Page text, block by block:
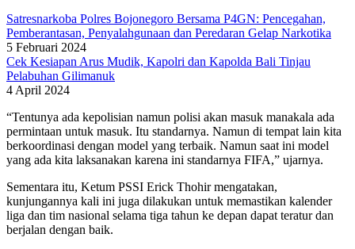
Satresnarkoba Polres Bojonegoro Bersama P4GN: Pencegahan,
Pemberantasan, Penyalahgunaan dan Peredaran Gelap Narkotika
5 Februari 2024
Cek Kesiapan Arus Mudik, Kapolri dan Kapolda Bali Tinjau
Pelabuhan Gilimanuk
4 April 2024
“Tentunya ada kepolisian namun polisi akan masuk manakala ada
permintaan untuk masuk. Itu standarnya. Namun di tempat lain kita
berkoordinasi dengan model yang terbaik. Namun saat ini model
yang ada kita laksanakan karena ini standarnya FIFA,” ujarnya.
Sementara itu, Ketum PSSI Erick Thohir mengatakan,
kunjungannya kali ini juga dilakukan untuk memastikan kalender
liga dan tim nasional selama tiga tahun ke depan dapat teratur dan
berjalan dengan baik.